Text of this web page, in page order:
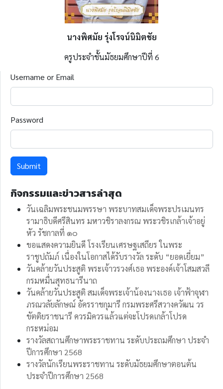
นางพิศมัย รุ่งโรจน์นิมิตชัย
ครูประจำชั้นมัธยมศึกษาปีที่ 6
Username or Email
Password
Submit
กิจกรรมและข่าวสารล่าสุด
วันเฉลิมพระชนมพรรษา พระบาทสมเด็จพระปรเมนทร
รามาธิบดีศรีสินทร มหาวชิราลงกรณ พระวชิรเกล้าเจ้าอยู่
หัว รัชกาลที่ ๑๐
ขอแสดงความยินดี โรงเรียนเศรษฐเสถียร ในพระ
ราชูปถัมภ์ เนื่องในโอกาสได้รับรางวัล ระดับ “ยอดเยี่ยม”
วันคล้ายวันประสูติ พระเจ้าวรวงศ์เธอ พระองค์เจ้าโสมสวลี
กรมหมื่นสุทธนารีนาถ
วันคล้ายวันประสูติ สมเด็จพระเจ้าน้องนางเธอ เจ้าฟ้าจุฬา
ภรณวลัยลักษณ์ อัครราชกุมารี กรมพระศรีสวางควัฒน วร
ขัตติยราชนารี ควรมิควรแล้วแต่จะโปรดเกล้าโปรด
กระหม่อม
รางวัลสถานศึกษาพระราชทาน ระดับประถมศึกษา ประจำ
ปีการศึกษา 2568
รางวัลนักเรียนพระราชทาน ระดับมัธยมศึกษาตอนต้น
ประจำปีการศึกษา 2568